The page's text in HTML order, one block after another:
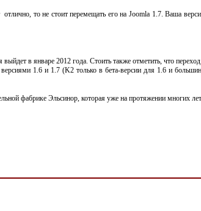
то не стоит перемещать его на Joomla 1.7. Ваша
в январе 2012 года. Стоить также отметить, что
1.6 и 1.7 (K2 только в бета-версии для 1.6 и
фабрике Эльсинор, которая уже на протяжении многих